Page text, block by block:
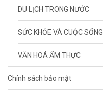
DU LỊCH TRONG NƯỚC
SỨC KHỎE VÀ CUỘC SỐNG
VĂN HOÁ ẨM THỰC
Chính sách bảo mật